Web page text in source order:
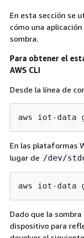
En esta sección se
cómo una
sombra.
Para obtener el
AWS CLI
Desde la línea de
aws iot-data
En las plataformas
lugar de /dev/
aws iot-data
Dado que la
dispositivo para